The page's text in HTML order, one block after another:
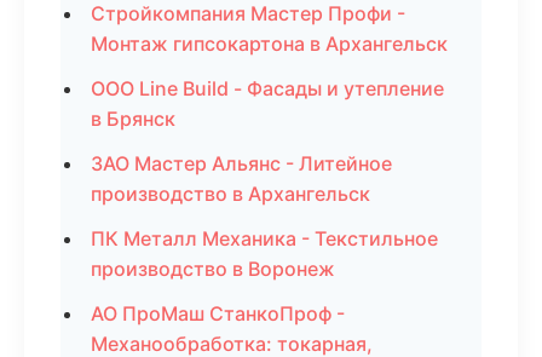
Стройкомпания Мастер Профи -
Монтаж гипсокартона в Архангельск
ООО Line Build - Фасады и утепление
в Брянск
ЗАО Мастер Альянс - Литейное
производство в Архангельск
ПК Металл Механика - Текстильное
производство в Воронеж
АО ПроМаш СтанкоПроф -
Механообработка: токарная,